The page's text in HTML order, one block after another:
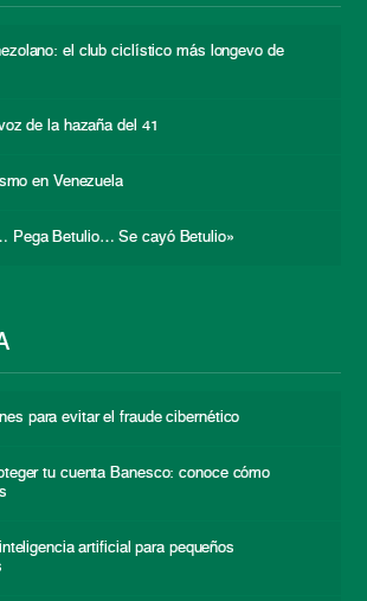
el club ciclístico más longevo de
de la hazaña del 41
en Venezuela
Pega Betulio… Se cayó Betulio»
para evitar el fraude cibernético
tu cuenta Banesco: conoce cómo
artificial para pequeños